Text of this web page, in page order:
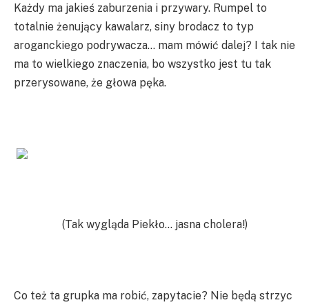
Każdy ma jakieś zaburzenia i przywary. Rumpel to
totalnie żenujący kawalarz, siny brodacz to typ
aroganckiego podrywacza… mam mówić dalej? I tak nie
ma to wielkiego znaczenia, bo wszystko jest tu tak
przerysowane, że głowa pęka.
(Tak wygląda Piekło… jasna cholera!)
Co też ta grupka ma robić, zapytacie? Nie będą strzyc